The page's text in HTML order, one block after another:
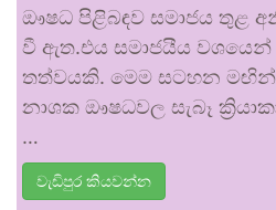
ඖෂධ පිළිබඳව සමාජය තුළ
වී ඇත.එය සමාජයීය වශයෙන්
තත්වයකි. මෙම සටහන මඟින්
නාශක ඖෂධවල සැබෑ
…
වැඩිපුර කියවන්න